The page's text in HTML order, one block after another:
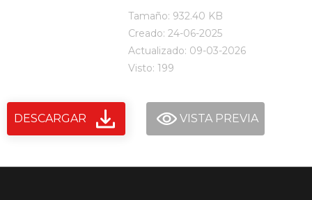
Tamaño: 932.40 KB
Creado: 24-06-2025
Actualizado: 09-03-2026
Visto: 199
DESCARGAR VISTA PREVIA